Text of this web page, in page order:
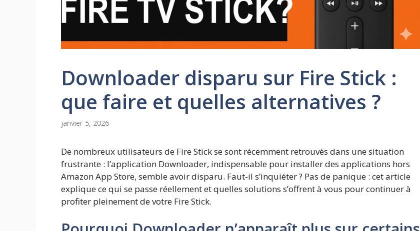
Downloader disparu sur Fire Stick :
que faire et quelles alternatives ?
janvier 5, 2026
De nombreux utilisateurs de Fire Stick se sont récemment retrouvés dans une situation
frustrante : l’application Downloader, indispensable pour installer des applications hors
Amazon App Store, semble avoir disparu. Faut-il s’inquiéter ? Pas de panique : cet article
explique ce qui se passe réellement et quelles solutions s’offrent à vous pour continuer à
profiter pleinement de votre Fire Stick.